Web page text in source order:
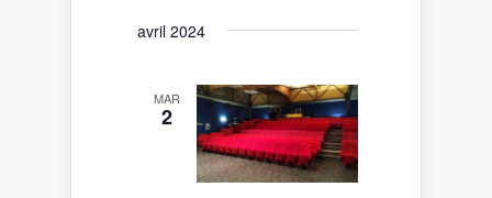
avril 2024
MAR
2